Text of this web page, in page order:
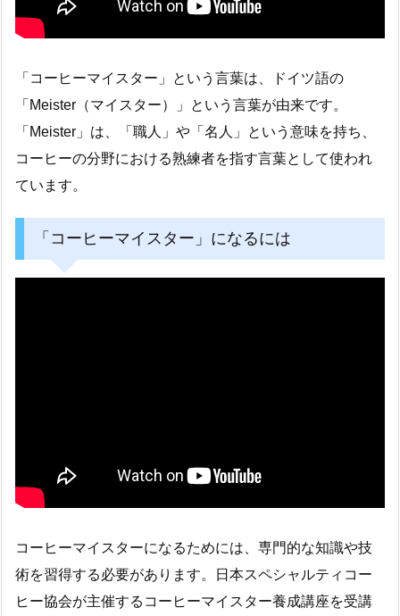
「コーヒーマイスター」という言葉は、ドイツ語の
「Meister（マイスター）」という言葉が由来です。
「Meister」は、「職人」や「名人」という意味を持ち、
コーヒーの分野における熟練者を指す言葉として使われ
ています。
「コーヒーマイスター」になるには
コーヒーマイスターになるためには、専門的な知識や技
術を習得する必要があります。日本スペシャルティコー
ヒー協会が主催するコーヒーマイスター養成講座を受講